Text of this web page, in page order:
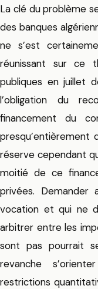
La clé du problème
des banques
ne s’est
réunissant sur ce
publiques en juillet
l’obligation du
financement du
presqu’entièrement
réserve cependant
moitié de ce
privées.
vocation et qui ne
arbitrer entre les
sont pas pourrait
revanche
restrictions